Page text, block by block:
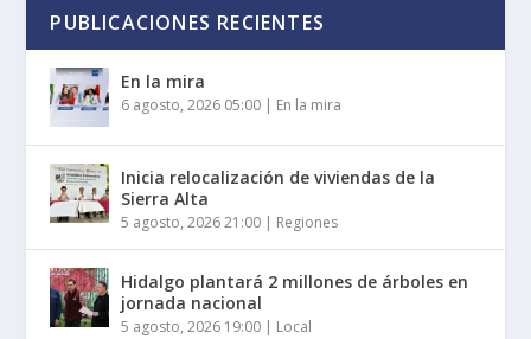
PUBLICACIONES RECIENTES
En la mira
6 agosto, 2026 05:00 | En la mira
Inicia relocalización de viviendas de la
Sierra Alta
5 agosto, 2026 21:00 | Regiones
Hidalgo plantará 2 millones de árboles en
jornada nacional
5 agosto, 2026 19:00 | Local